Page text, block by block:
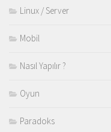
Linux / Server
Mobil
Nasıl Yapılır ?
Oyun
Paradoks